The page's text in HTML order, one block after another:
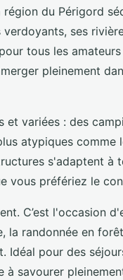
du Périgord
ses
tous les
pleinement
variées : des
atypiques comme
s'adaptent à
vous préfériez le
C’est l'occasion
la randonnée en
Idéal pour des
à savourer